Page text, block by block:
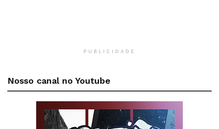
PUBLICIDADE
Nosso canal no Youtube